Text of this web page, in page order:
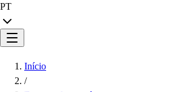
PT
Início
/